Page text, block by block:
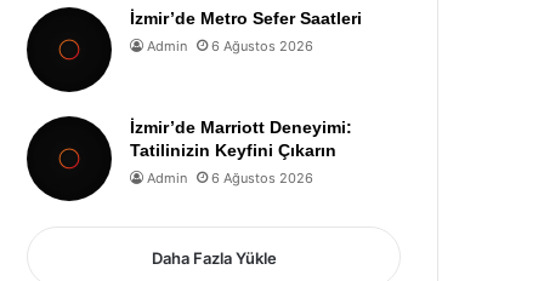
İzmir’de Metro Sefer Saatleri
Admin 6 Ağustos 2026
İzmir’de Marriott Deneyimi:
Tatilinizin Keyfini Çıkarın
Admin 6 Ağustos 2026
Daha Fazla Yükle